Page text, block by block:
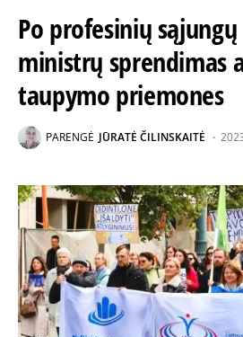
Po profesinių
ministrų sprendimas
taupymo priemones
PARENGĖ JŪRATĖ ČILINSKAITĖ